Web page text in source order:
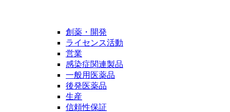
創薬・開発
ライセンス活動
営業
感染症関連製品
一般用医薬品
後発医薬品
生産
信頼性保証